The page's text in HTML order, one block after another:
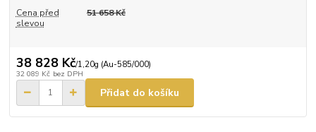
Cena před
slevou
51 658 Kč
38 828 Kč/1,20g (Au-585/000)
32 089 Kč bez DPH
Přidat do košíku